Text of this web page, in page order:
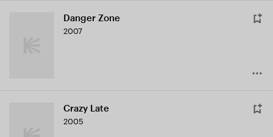
Danger Zone
2007
Crazy Late
2005